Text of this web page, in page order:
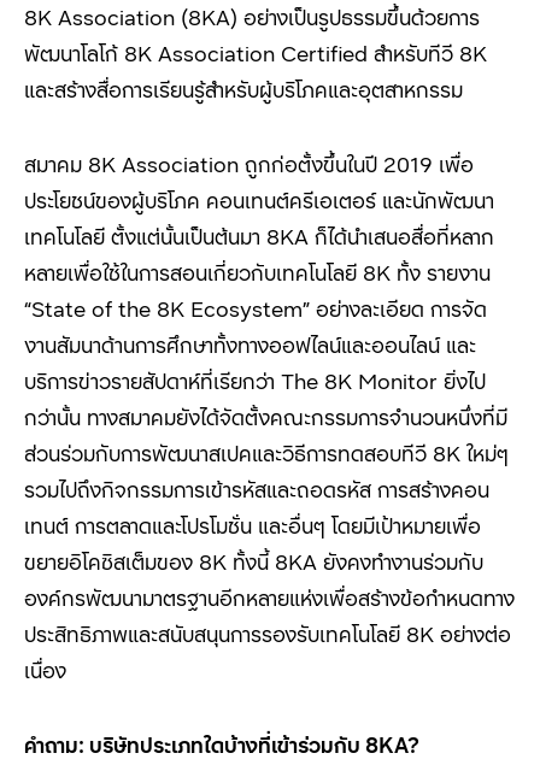
8K Association (8KA) อย่างเป็นรูปธรรมขึ้นด้วยการ
พัฒนาโลโก้ 8K Association Certified สำหรับทีวี 8K
และสร้างสื่อการเรียนรู้สำหรับผู้บริโภคและอุตสาหกรรม
สมาคม 8K Association ถูกก่อตั้งขึ้นในปี 2019 เพื่อ
ประโยชน์ของผู้บริโภค คอนเทนต์ครีเอเตอร์ และนักพัฒนา
เทคโนโลยี ตั้งแต่นั้นเป็นต้นมา 8KA ก็ได้นำเสนอสื่อที่หลาก
หลายเพื่อใช้ในการสอนเกี่ยวกับเทคโนโลยี 8K ทั้ง รายงาน
“State of the 8K Ecosystem” อย่างละเอียด การจัด
งานสัมนาด้านการศึกษาทั้งทางออฟไลน์และออนไลน์ และ
บริการข่าวรายสัปดาห์ที่เรียกว่า The 8K Monitor ยิ่งไป
กว่านั้น ทางสมาคมยังได้จัดตั้งคณะกรรมการจำนวนหนึ่งที่มี
ส่วนร่วมกับการพัฒนาสเปคและวิธีการทดสอบทีวี 8K ใหม่ๆ
รวมไปถึงกิจกรรมการเข้ารหัสและถอดรหัส การสร้างคอน
เทนต์ การตลาดและโปรโมชั่น และอื่นๆ โดยมีเป้าหมายเพื่อ
ขยายอิโคซิสเต็มของ 8K ทั้งนี้ 8KA ยังคงทำงานร่วมกับ
องค์กรพัฒนามาตรฐานอีกหลายแห่งเพื่อสร้างข้อกำหนดทาง
ประสิทธิภาพและสนับสนุนการรองรับเทคโนโลยี 8K อย่างต่อ
เนื่อง
คำถาม: บริษัทประเภทใดบ้างที่เข้าร่วมกับ 8KA?